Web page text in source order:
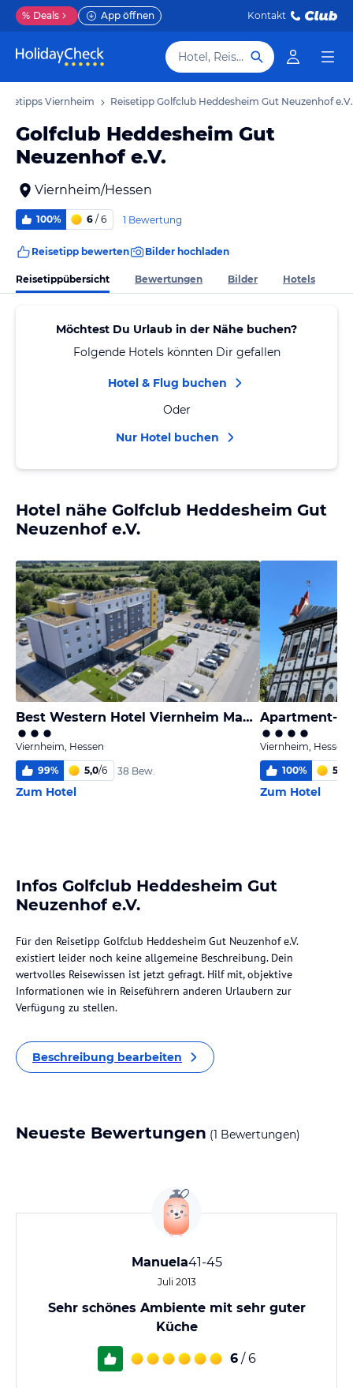
% Deals App öffnen Kontakt
Hotel, Reiseziel
Viernheim Reisetipp Golfclub Heddesheim Gut Neuzenhof e.V.
Golfclub Heddesheim Gut
Neuzenhof e.V.
Viernheim/Hessen
100% 6 / 6 1 Bewertung
Reisetipp bewerten Bilder hochladen
Reisetippübersicht Bewertungen Bilder Hotels
Möchtest Du Urlaub in der Nähe buchen?
Folgende Hotels könnten Dir gefallen
Hotel & Flug buchen
Oder
Nur Hotel buchen
Hotel nähe Golfclub Heddesheim Gut
Neuzenhof e.V.
Best Western Hotel Viernheim Mannheim
Viernheim, Hessen
99% 5,0/6 38 Bew.
Zum Hotel
Apartment-
Viernheim, Hessen
100% 5,6
Zum Hotel
Infos Golfclub Heddesheim Gut
Neuzenhof e.V.
Für den Reisetipp Golfclub Heddesheim Gut Neuzenhof e.V.
existiert leider noch keine allgemeine Beschreibung. Dein
wertvolles Reisewissen ist jetzt gefragt. Hilf mit, objektive
Informationen wie in Reiseführern anderen Urlaubern zur
Verfügung zu stellen.
Beschreibung bearbeiten
Neueste Bewertungen (1 Bewertungen)
Manuela41-45
Juli 2013
Sehr schönes Ambiente mit sehr guter
Küche
6 / 6